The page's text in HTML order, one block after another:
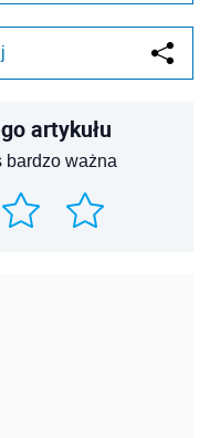
artykułu
bardzo ważna